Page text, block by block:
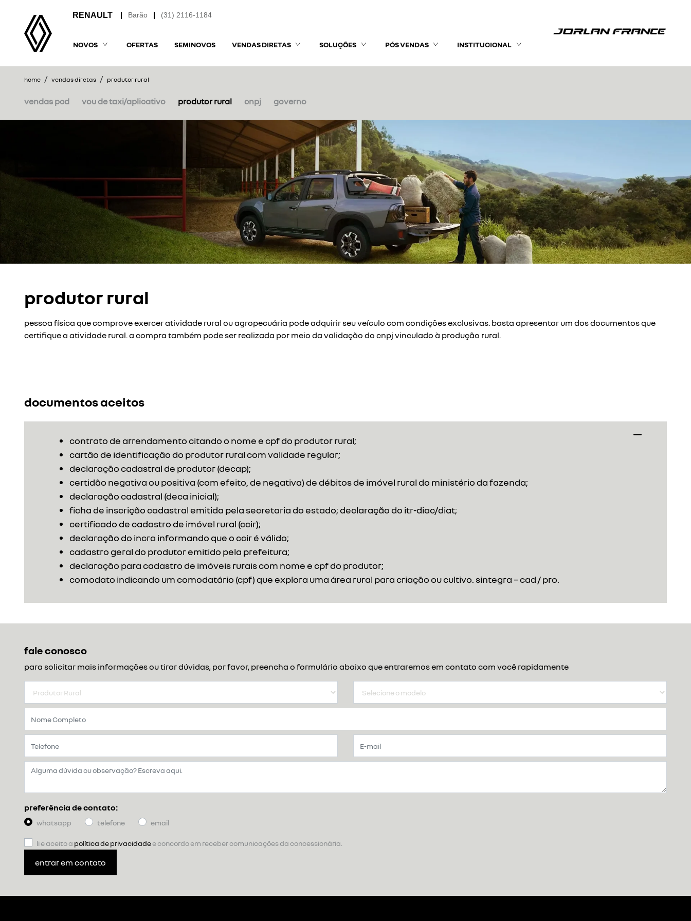
(31) 2116-1184
Barão
NOVOS OFERTAS SEMINOVOS VENDAS DIRETAS SOLUÇÕES PÓS VENDAS INSTITUCIONAL
home vendas diretas produtor rural
vendas pcd vou de taxi/aplicativo produtor rural cnpj governo
produtor rural
pessoa física que comprove exercer atividade rural ou agropecuária pode adquirir seu veículo com condições exclusivas. basta apresentar um dos documentos que
certifique a atividade rural. a compra também pode ser realizada por meio da validação do cnpj vinculado à produção rural.
documentos aceitos
contrato de arrendamento citando o nome e cpf do produtor rural;
cartão de identificação do produtor rural com validade regular;
declaração cadastral de produtor (decap);
certidão negativa ou positiva (com efeito, de negativa) de débitos de imóvel rural do ministério da fazenda;
declaração cadastral (deca inicial);
ficha de inscrição cadastral emitida pela secretaria do estado; declaração do itr-diac/diat;
certificado de cadastro de imóvel rural (ccir);
declaração do incra informando que o ccir é válido;
cadastro geral do produtor emitido pela prefeitura;
declaração para cadastro de imóveis rurais com nome e cpf do produtor;
comodato indicando um comodatário (cpf) que explora uma área rural para criação ou cultivo. sintegra – cad / pro.
fale conosco
para solicitar mais informações ou tirar dúvidas, por favor, preencha o formulário abaixo que entraremos em contato com você rapidamente
preferência de contato:
whatsapp telefone email
li e aceito a política de privacidadee concordo em receber comunicações da concessionária.
entrar em contato